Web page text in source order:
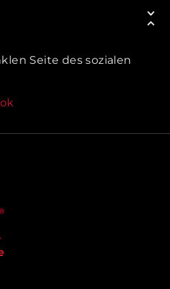
Seite des sozialen